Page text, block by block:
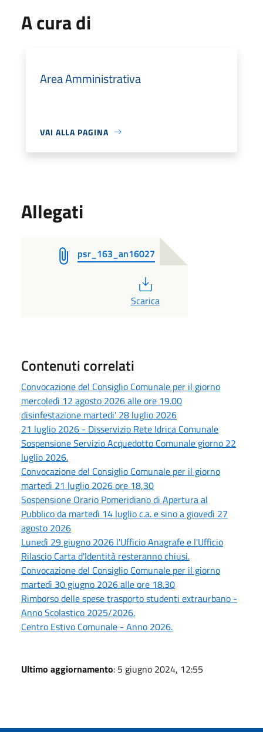
A cura di
Area Amministrativa
VAI ALLA PAGINA
Allegati
psr_163_an16027
Scarica
Contenuti correlati
Convocazione del Consiglio Comunale per il giorno
mercoledì 12 agosto 2026 alle ore 19.00
disinfestazione martedi' 28 luglio 2026
21 luglio 2026 - Disservizio Rete Idrica Comunale
Sospensione Servizio Acquedotto Comunale giorno 22
luglio 2026.
Convocazione del Consiglio Comunale per il giorno
martedì 21 luglio 2026 ore 18,30
Sospensione Orario Pomeridiano di Apertura al
Pubblico da martedì 14 luglio c.a. e sino a giovedì 27
agosto 2026
Lunedì 29 giugno 2026 l'Ufficio Anagrafe e l'Ufficio
Rilascio Carta d'Identità resteranno chiusi.
Convocazione del Consiglio Comunale per il giorno
martedì 30 giugno 2026 alle ore 18.30
Rimborso delle spese trasporto studenti extraurbano -
Anno Scolastico 2025/2026.
Centro Estivo Comunale - Anno 2026.
Ultimo aggiornamento: 5 giugno 2024, 12:55